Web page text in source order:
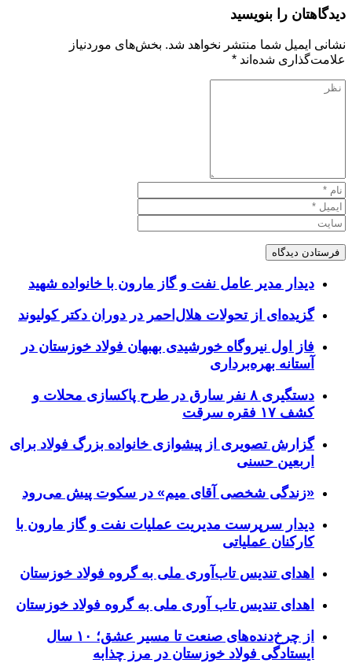
دیدگاهتان را بنویسید
نشانی ایمیل شما منتشر نخواهد شد. بخش‌های موردنیاز
علامت‌گذاری شده‌اند *
دیدار مدیر عامل نفت و گاز مارون با خانواده شهید
گزیده‌ای از تحولات هلال‌احمر در دوران دکتر کولیوند
فاز اول نیروگاه خورشیدی بهبهان فولاد خوزستان در
آستانه بهره‌برداری
دستگیری ۸ نفر سارق در طرح پاکسازی محلات و
کشف ۱۷ فقره سرقت
گزارش تصویری از پیشوازی خانواده بزرگ فولاد برای
اربعین حسنی
«زندگی شخصی آقای میم» در سکوت پیش می‌رود
دیدار سرپرست مدیریت عملیات نفت و گاز مارون با
کارکنان عملیاتی
اهدای تندیس تاب‌آوری ملی به گروه فولاد خوزستان
اهدای تندیس تاب آوری ملی به گروه فولاد خوزستان
از چرخ‌دنده‌های صنعت تا مسیر عشق؛ ۱۰ سال
ایستادگی فولاد خوزستان در مرز چذابه